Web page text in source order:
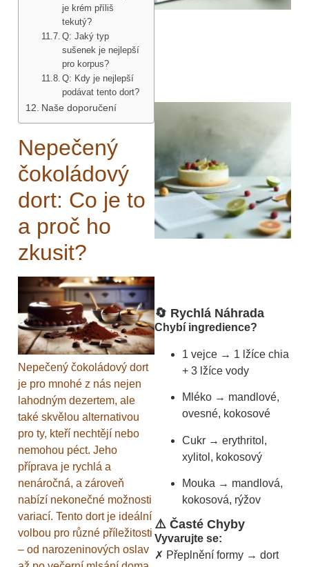
je krém příliš
tekutý?
Q: Jaký typ
sušenek je nejlepší
pro korpus?
Q: Kdy je nejlepší
podávat tento dort?
Naše doporučení
Nepečený
čokoládový
dort: Co je to
a proč ho
zkusit?
Nepečený čokoládový dort
je pro mnohé z nás nejen
lahodným dezertem, ale
také skvělou alternativou
pro ty, kteří nechtějí nebo
nemohou péct. Jeho
příprava je rychlá a
nenáročná, a zároveň
nabízí nekonečné možnosti
variací. Tento dort je ideální
volbou pro různé příležitosti
– od narozeninových oslav
🔄 Rychlá Náhrada
Chybí ingredience?
1 vejce → 1 lžíce chia
+ 3 lžíce vody
Mléko → mandlové,
ovesné, kokosové
Cukr → erythritol,
xylitol, kokosový
Mouka → mandlová,
kokosová, rýžov
⚠️ Časté Chyby
Vyvarujte se:
✗ Přeplnění formy → dort